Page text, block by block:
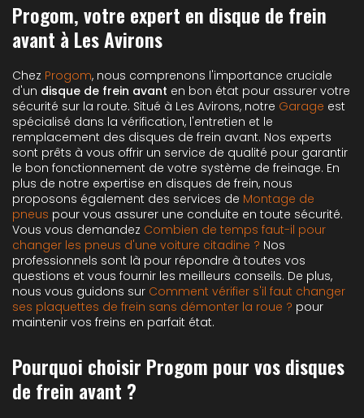
Progom, votre expert en disque de frein
avant à Les Avirons
Chez Progom, nous comprenons l'importance cruciale
d'un disque de frein avant en bon état pour assurer votre
sécurité sur la route. Situé à Les Avirons, notre Garage est
spécialisé dans la vérification, l'entretien et le
remplacement des disques de frein avant. Nos experts
sont prêts à vous offrir un service de qualité pour garantir
le bon fonctionnement de votre système de freinage. En
plus de notre expertise en disques de frein, nous
proposons également des services de Montage de
pneus pour vous assurer une conduite en toute sécurité.
Vous vous demandez Combien de temps faut-il pour
changer les pneus d'une voiture citadine ? Nos
professionnels sont là pour répondre à toutes vos
questions et vous fournir les meilleurs conseils. De plus,
nous vous guidons sur Comment vérifier s'il faut changer
ses plaquettes de frein sans démonter la roue ? pour
maintenir vos freins en parfait état.
Pourquoi choisir Progom pour vos disques
de frein avant ?